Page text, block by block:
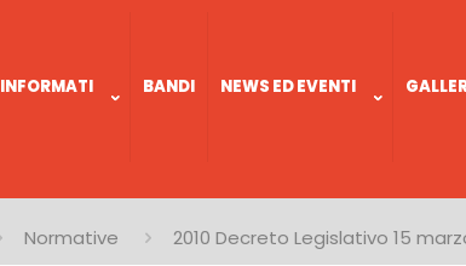
INFORMATI BANDI NEWS ED EVENTI
Normative 2010 Decreto Legislativo 15